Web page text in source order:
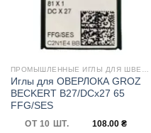
Иглы для ОВЕРЛОКА GROZ
BECKERT B27/DCx27 65
FFG/SES
ОТ 10 ШТ. 108.00 ₴